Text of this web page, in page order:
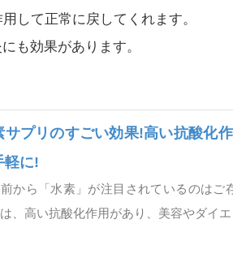
して正常に戻してくれます。
も効果があります。
サプリのすごい効果!高い抗酸化
軽に!
から「水素」が注目されているのはご
、高い抗酸化作用があり、美容やダイエ